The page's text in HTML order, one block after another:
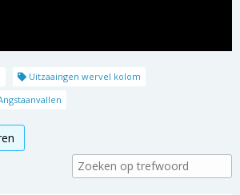
Uitzaaingen wervel kolom